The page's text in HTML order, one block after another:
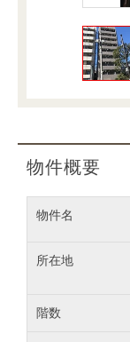
物件概要
物件名
所在地
階数